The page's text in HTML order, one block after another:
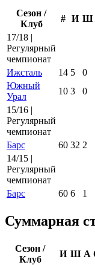
Сезон /
Клуб
# И Ш
17/18 |
Регулярный
чемпионат
Ижсталь
14 5 0
Южный
Урал
10 3 0
15/16 |
Регулярный
чемпионат
Барс
60 32 2
14/15 |
Регулярный
чемпионат
Барс
60 6 1
Суммарная
Сезон /
Клуб
И Ш А